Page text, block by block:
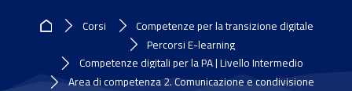
Home
Corsi
Competenze per la transizione digitale
Percorsi E-learning
Competenze digitali per la PA | Livello Intermedio
Area di competenza 2. Comunicazione e condivisione